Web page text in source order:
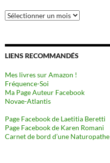
Archives
LIENS RECOMMANDÉS
Mes livres sur Amazon !
Fréquence-Soi
Ma Page Auteur Facebook
Novae-Atlantis
Page Facebook de Laetitia Beretti
Page Facebook de Karen Romani
Carnet de bord d’une Naturopathe